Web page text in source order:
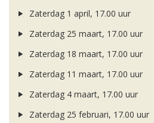
Zaterdag 1 april, 17.00 uur
Zaterdag 25 maart, 17.00 uur
Zaterdag 18 maart, 17.00 uur
Zaterdag 11 maart, 17.00 uur
Zaterdag 4 maart, 17.00 uur
Zaterdag 25 februari, 17.00 uur